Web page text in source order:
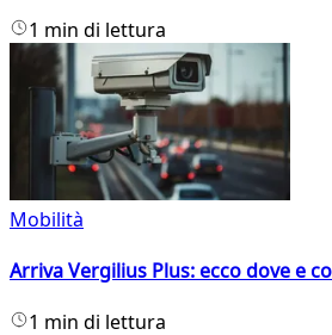
1 min di lettura
Mobilità
Arriva Vergilius Plus: ecco dove e
1 min di lettura